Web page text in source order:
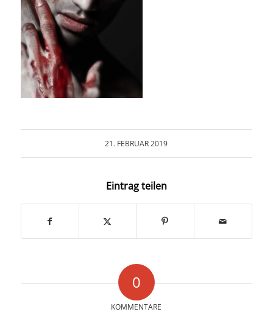
COLLABORATION
INFO
21. FEBRUAR 2019
Eintrag teilen
0
KOMMENTARE